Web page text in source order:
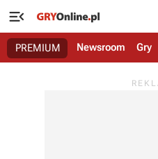

PREMIUM Newsroom Gry